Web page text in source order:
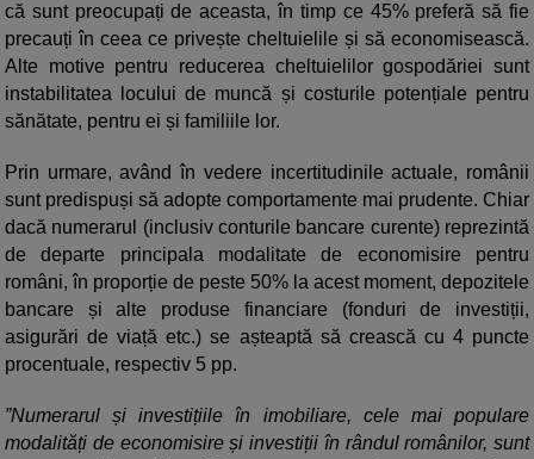
că sunt preocupați de aceasta, în timp ce 45% preferă să fie
precauți în ceea ce privește cheltuielile și să economisească.
Alte motive pentru reducerea cheltuielilor gospodăriei sunt
instabilitatea locului de muncă și costurile potențiale pentru
sănătate, pentru ei și familiile lor.
Prin urmare, având în vedere incertitudinile actuale, românii
sunt predispuși să adopte comportamente mai prudente. Chiar
dacă numerarul (inclusiv conturile bancare curente) reprezintă
de departe principala modalitate de economisire pentru
români, în proporție de peste 50% la acest moment, depozitele
bancare și alte produse financiare (fonduri de investiții,
asigurări de viață etc.) se așteaptă să crească cu 4 puncte
procentuale, respectiv 5 pp.
”Numerarul și investițiile în imobiliare, cele mai populare
modalități de economisire și investiții în rândul românilor, sunt